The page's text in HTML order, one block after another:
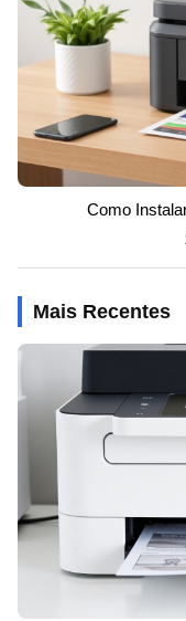
Como
Mais Recentes